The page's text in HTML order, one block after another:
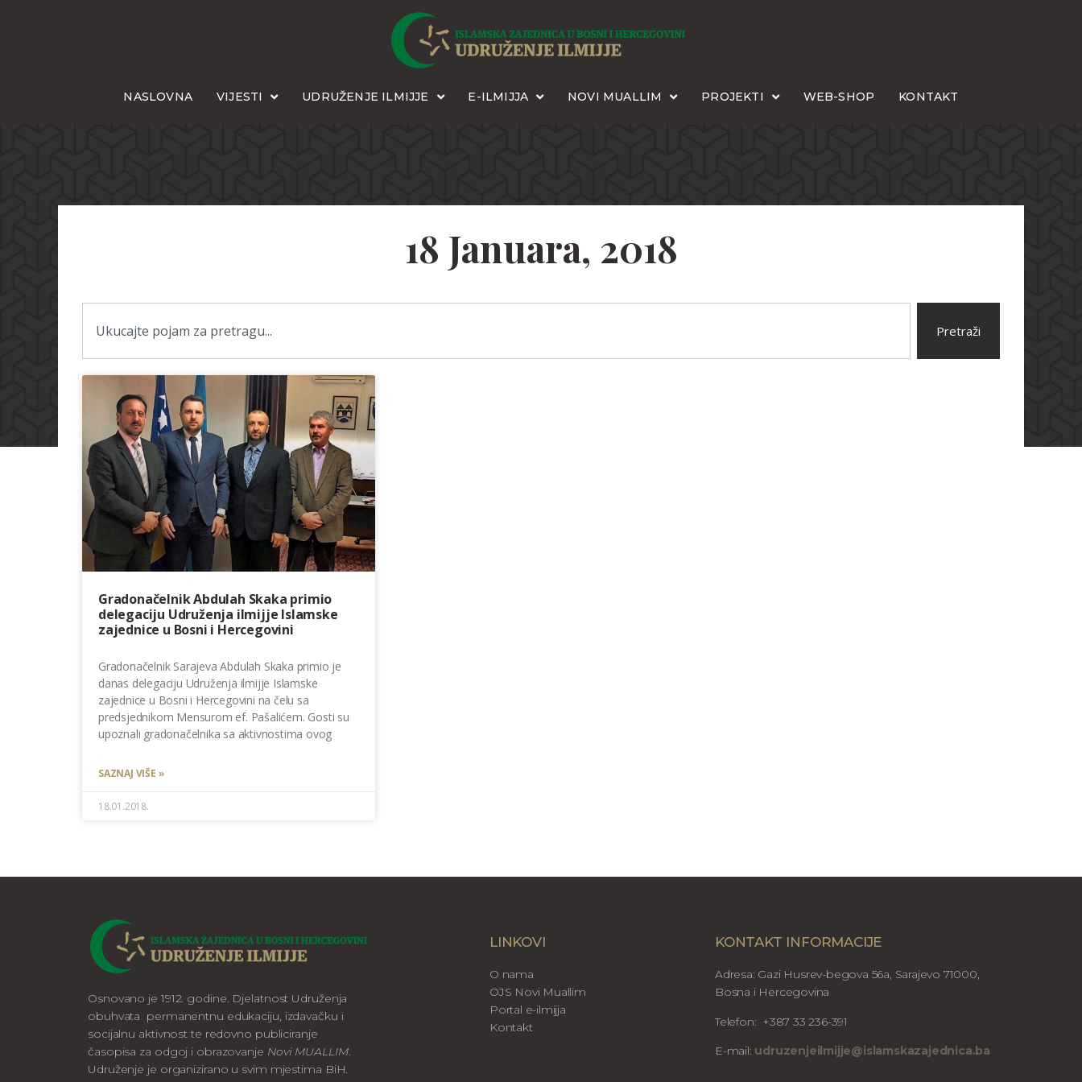
NASLOVNA VIJESTI UDRUŽENJE ILMIJJE E-ILMIJJA NOVI MUALLIM PROJEKTI WEB-SHOP KONTAKT
18 Januara, 2018
Pretraži
Gradonačelnik Abdulah Skaka primio
delegaciju Udruženja ilmijje Islamske
zajednice u Bosni i Hercegovini
Gradonačelnik Sarajeva Abdulah Skaka primio je
danas delegaciju Udruženja ilmijje Islamske
zajednice u Bosni i Hercegovini na čelu sa
predsjednikom Mensurom ef. Pašalićem. Gosti su
upoznali gradonačelnika sa aktivnostima ovog
SAZNAJ VIŠE »
18.01.2018.
Osnovano je 1912. godine. Djelatnost Udruženja
obuhvata permanentnu edukaciju, izdavačku i
socijalnu aktivnost te redovno publiciranje
časopisa za odgoj i obrazovanje Novi MUALLIM.
Udruženje je organizirano u svim mjestima BiH.
LINKOVI
O nama
OJS Novi Muallim
Portal e-ilmijja
Kontakt
KONTAKT INFORMACIJE
Adresa: Gazi Husrev-begova 56a, Sarajevo 71000,
Bosna i Hercegovina
Telefon: +387 33 236-391
E-mail: udruzenjeilmijje@islamskazajednica.ba